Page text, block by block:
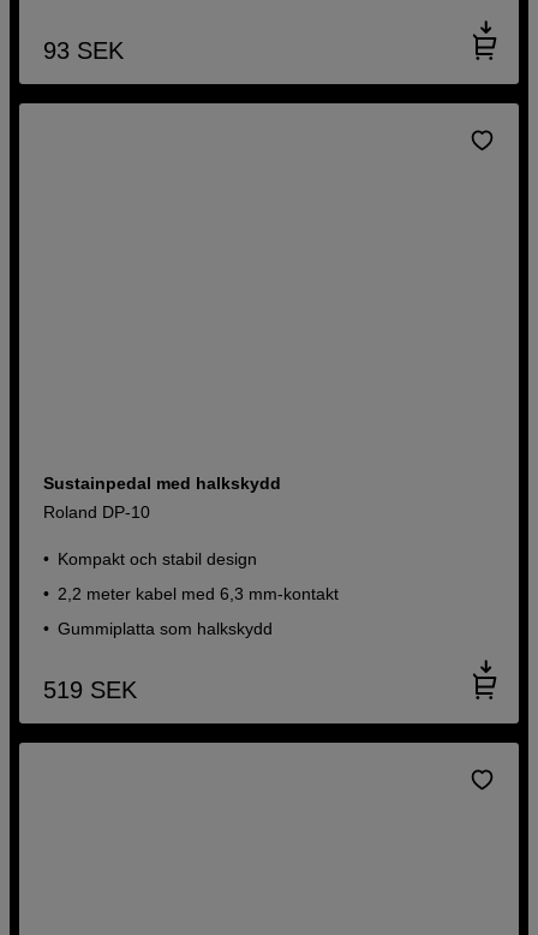
93 SEK
Sustainpedal med halkskydd
Roland DP-10
Kompakt och stabil design
2,2 meter kabel med 6,3 mm-kontakt
Gummiplatta som halkskydd
519 SEK